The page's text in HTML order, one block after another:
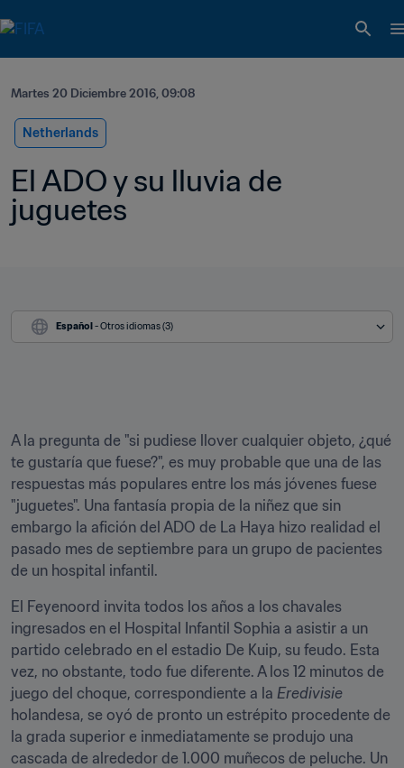
Martes 20 Diciembre 2016, 09:08
Netherlands
El ADO y su lluvia de
juguetes
Español - Otros idiomas (3)
A la pregunta de "si pudiese llover cualquier objeto, ¿qué
te gustaría que fuese?", es muy probable que una de las
respuestas más populares entre los más jóvenes fuese
"juguetes". Una fantasía propia de la niñez que sin
embargo la afición del ADO de La Haya hizo realidad el
pasado mes de septiembre para un grupo de pacientes
de un hospital infantil.
El Feyenoord invita todos los años a los chavales
ingresados en el Hospital Infantil Sophia a asistir a un
partido celebrado en el estadio De Kuip, su feudo. Esta
vez, no obstante, todo fue diferente. A los 12 minutos de
juego del choque, correspondiente a la Eredivisie
holandesa, se oyó de pronto un estrépito procedente de
la grada superior e inmediatamente se produjo una
cascada de alrededor de 1.000 muñecos de peluche. Un